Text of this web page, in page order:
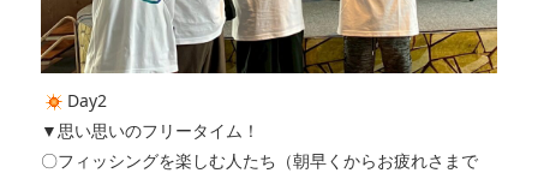
Day2
▼思い思いのフリータイム！
〇フィッシングを楽しむ人たち（朝早くからお疲れさまで